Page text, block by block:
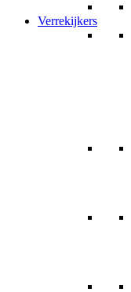
Verrekijkers